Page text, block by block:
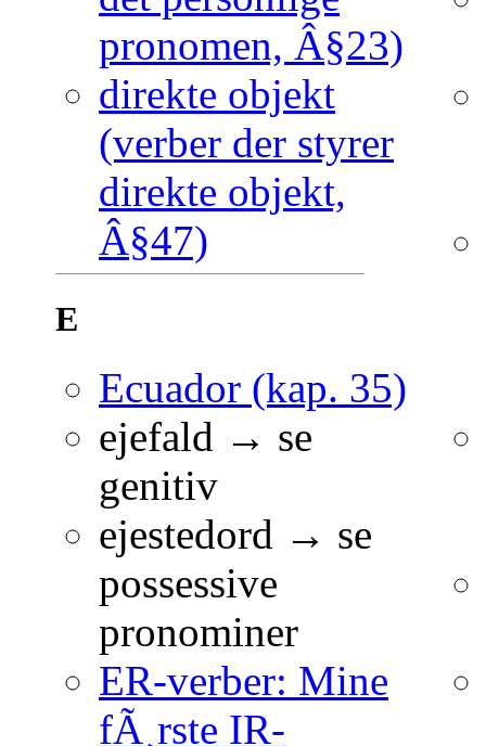
pronomen, Â§23)
direkte objekt
(verber der styrer
direkte objekt,
Â§47)
E
Ecuador (kap. 35)
ejefald → se
genitiv
ejestedord → se
possessive
pronominer
ER-verber: Mine
fÃ¸rste IR-